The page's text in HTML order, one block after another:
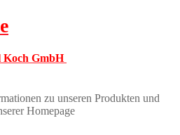
Koch GmbH
zu unseren Produkten und
Homepage